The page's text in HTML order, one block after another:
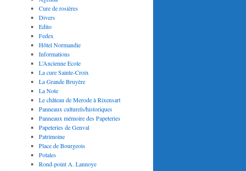
Cure de rosières
Divers
Edito
Fedex
Hôtel Normandie
Informations
L’Ancienne Ecole
La cure Sainte-Croix
La Grande Bruyère
La Note
Le château de Merode à Rixensart
Panneaux culturels/historiques
Panneaux mémoire des Papeteries
Papeteries de Genval
Patrimoine
Place de Bourgeois
Potales
Rond-point A. Lannoye